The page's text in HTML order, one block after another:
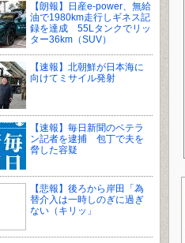
【朗報】日産e-power、無給
油で1980km走行しギネス記
録を達成 55Lタンクでリッ
ター36km（SUV）
【速報】北朝鮮が日本海に
向けてミサイル発射
【速報】毎日新聞のベテラ
ン記者を逮捕 包丁で夫を
脅した容疑
【悲報】後ろから岸田「為
替介入は一時しのぎに過ぎ
ない（キリッ」